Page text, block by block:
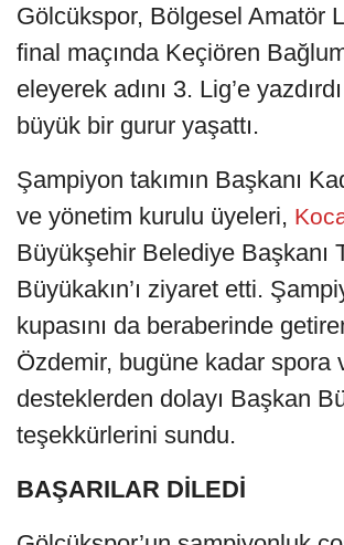
Gölcükspor, Bölgesel Amatör
final maçında Keçiören
eleyerek adını 3. Lig’e
büyük bir gurur yaşattı.
Şampiyon takımın Başkanı
ve yönetim kurulu üyeleri,
Büyükşehir Belediye Başkanı
Büyükakın’ı ziyaret etti.
kupasını da beraberinde
Özdemir, bugüne kadar spora
desteklerden dolayı Başkan
teşekkürlerini sundu.
BAŞARILAR DİLEDİ